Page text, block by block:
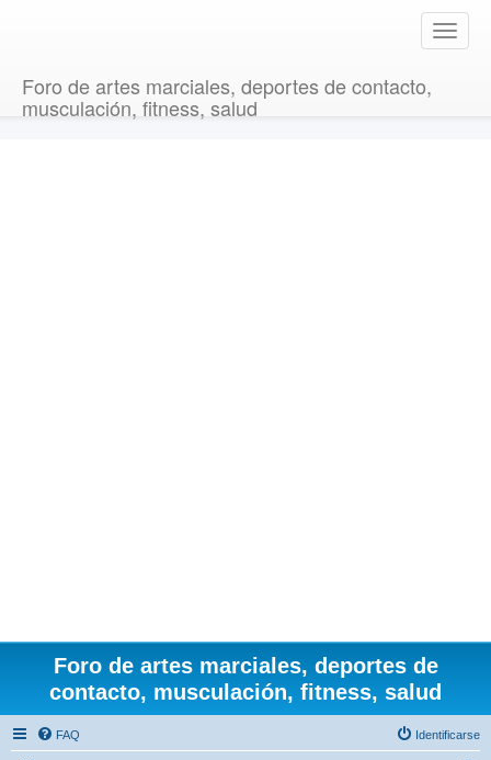
T
o
Foro de artes marciales, deportes de contacto,
musculación, fitness, salud
Foro de artes marciales, deportes de
contacto, musculación, fitness, salud
FAQ Identificarse